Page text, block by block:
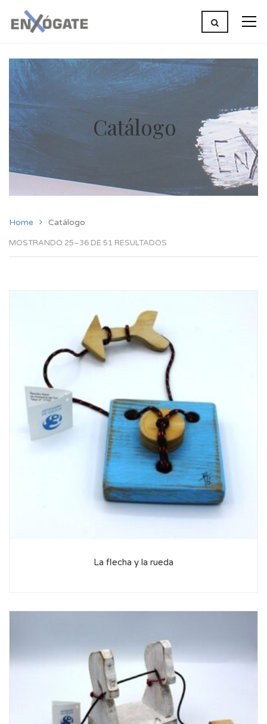
Catálogo
Home Catálogo
MOSTRANDO 25–36 DE 51 RESULTADOS
La flecha y la rueda